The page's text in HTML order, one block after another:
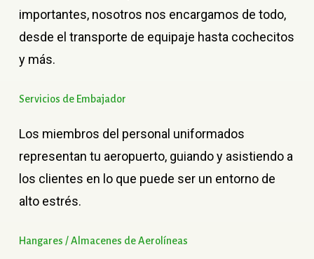
importantes, nosotros nos encargamos de todo,
desde el transporte de equipaje hasta cochecitos
y más.
Servicios de Embajador
Los miembros del personal uniformados
representan tu aeropuerto, guiando y asistiendo a
los clientes en lo que puede ser un entorno de
alto estrés.
Hangares /Almacenes deAerolíneas